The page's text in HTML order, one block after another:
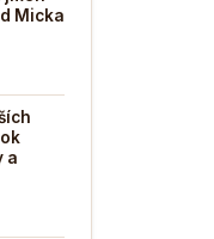
Micka
a